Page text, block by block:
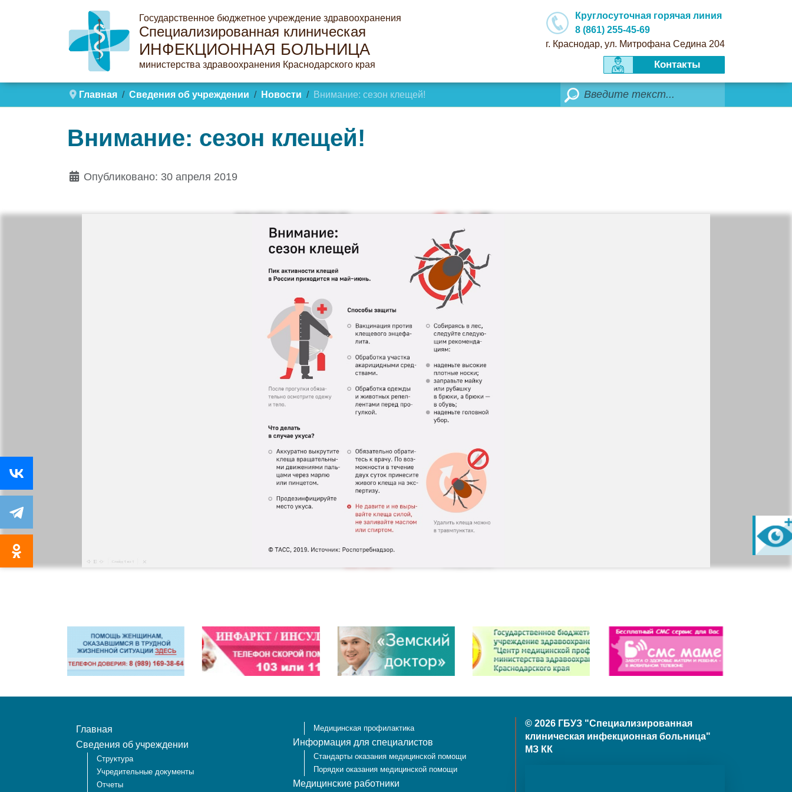
Государственное бюджетное учреждение здравоохранения
Специализированная клиническая
ИНФЕКЦИОННАЯ БОЛЬНИЦА
министерства здравоохранения Краснодарского края
Круглосуточная горячая линия
8 (861) 255-45-69
г. Краснодар, ул. Митрофана Седина 204
Контакты
Главная Сведения об учреждении Новости Внимание: сезон клещей!
Поиск
Внимание: сезон клещей!
Опубликовано: 30 апреля 2019
Главная
Сведения об учреждении
Структура
Учредительные документы
Отчеты
Медицинская профилактика
Информация для специалистов
Стандарты оказания медицинской помощи
Порядки оказания медицинской помощи
Медицинские работники
© 2026 ГБУЗ "Специализированная
клиническая инфекционная больница"
МЗ КК